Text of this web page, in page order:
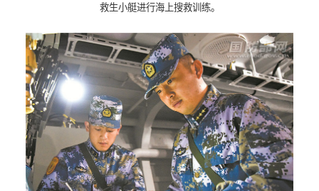
救生小艇进行海上搜救训练。